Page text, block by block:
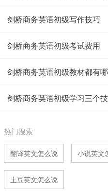
剑桥商务英语初级写作技巧
剑桥商务英语初级考试费用
剑桥商务英语初级教材都有
剑桥商务英语初级学习三个
热门搜索
翻译英文怎么说 小说英文
土豆英文怎么说